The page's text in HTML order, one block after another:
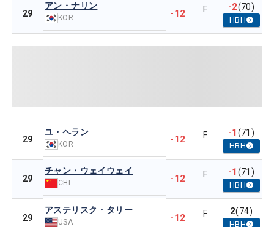
29
アン・ナリン
KOR -12 F -2(70)
HBH
29
ユ・ヘラン
KOR -12 F -1(71)
HBH
29
チャン・ウェイウェイ
CHI -12 F -1(71)
HBH
29
アステリスク・タリー
USA -12 F 2(74)
HBH